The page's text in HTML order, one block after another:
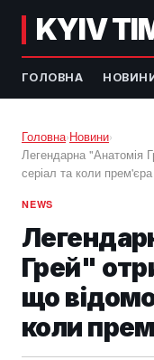
KYIV
ГОЛОВНА
Головна›Новини›
Легендарна "Анатомія
серіал та коли прем'єра
NEWS
Грей"
що
коли